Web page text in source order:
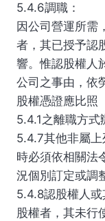
5.4.6調職：
因公司營運所需
者，其已授予認
響。惟認股權人
公司之事由，依
股權憑證應比照
5.4.1之離職方式
5.4.7其他非屬
時必須依相關法
況個別訂定或調
5.4.8認股權人
股權者，其未行